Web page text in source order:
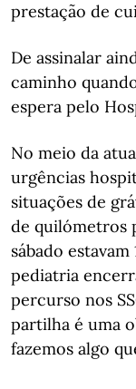
prestação de
De assinalar
caminho
espera pelo
No meio da
urgências
situações de
de quilómetros
sábado
pediatria
percurso nos
partilha é uma
fazemos algo